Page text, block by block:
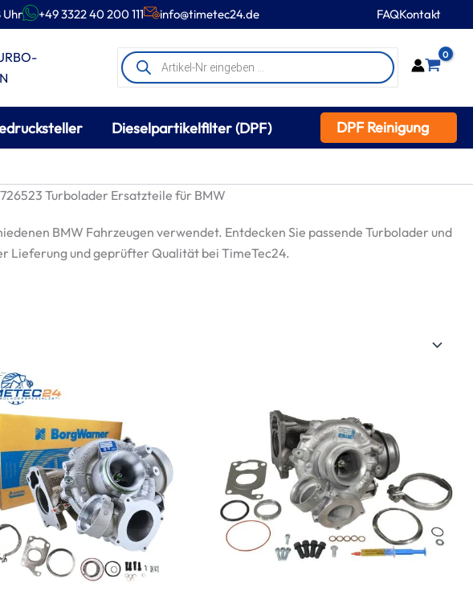
Uhr +49 3322 40 200 111 info@timetec24.de FAQKontakt
Products
search
0
Dieselpartikelfilter (DPF) DPF Reinigung
Turbolader Ersatzteile für BMW
BMW Fahrzeugen verwendet. Entdecken Sie passende Turbolader und
Lieferung und geprüfter Qualität bei TimeTec24.